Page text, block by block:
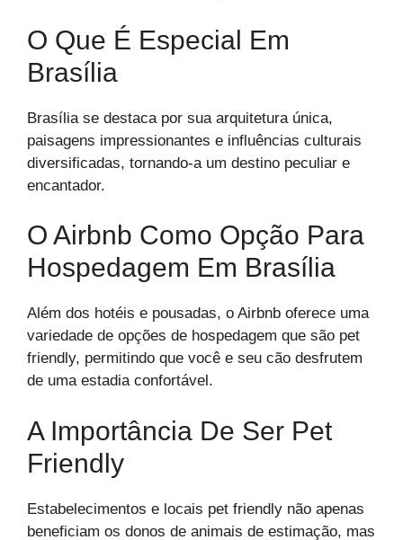
O Que É Especial Em
Brasília
Brasília se destaca por sua arquitetura única,
paisagens impressionantes e influências culturais
diversificadas, tornando-a um destino peculiar e
encantador.
O Airbnb Como Opção Para
Hospedagem Em Brasília
Além dos hotéis e pousadas, o Airbnb oferece uma
variedade de opções de hospedagem que são pet
friendly, permitindo que você e seu cão desfrutem
de uma estadia confortável.
A Importância De Ser Pet
Friendly
Estabelecimentos e locais pet friendly não apenas
beneficiam os donos de animais de estimação, mas